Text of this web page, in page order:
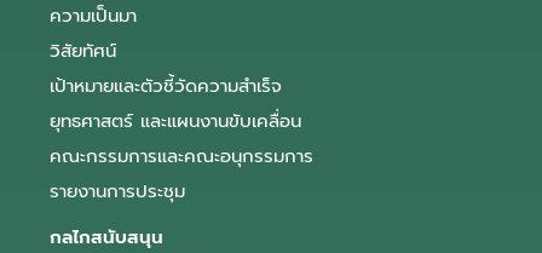
ความเป็นมา
วิสัยทัศน์
เป้าหมายและตัวชี้วัดความสำเร็จ
ยุทธศาสตร์ และแผนงานขับเคลื่อน
คณะกรรมการและคณะอนุกรรมการ
รายงานการประชุม
กลไกสนับสนุน